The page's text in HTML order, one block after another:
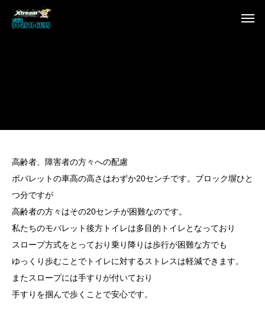
高齢者、障害者の方々への配慮
ボバレットの車高の高さはわずか20センチです。ブロック塀ひと
つ分ですが
高齢者の方々はその20センチが困難なのです。
私たちのモバレット後方トイレは多目的トイレとなっており
スロープ方式をとっており乗り降りは歩行が困難な方でも
ゆっくり歩むことでトイレに対するストレスは軽減できます。
またスロープには手すりが付いており
手すりを掴んで歩くことで安心です。